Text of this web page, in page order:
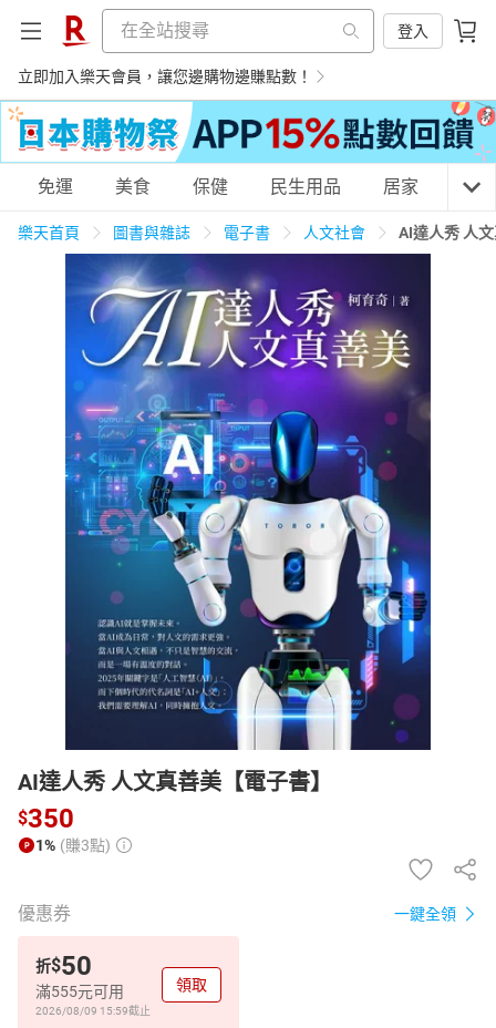
登入
立即加入樂天會員，讓您邊購物邊賺點數！
購物網分類
天天免運 美食蛋糕 養生保健 民生用品
居家生活 3C家電 親子玩具
女裝 男裝 化妝保養 情趣用品
電子/紙本書
HOT
免運 美食 保健 民生用品 居家 3C
樂天首頁 圖書與雜誌 電子書 人文社會 AI達人秀 人
AI達人秀 人文真善美【電子書】
$350
1% (賺3點)
優惠券 一鍵全領
折$50
滿555元可用
2026/08/09 15:59截止
領取